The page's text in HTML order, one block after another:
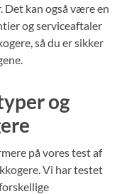
Det kan også være en
og serviceaftaler
så du er sikker
og
på vores test af
Vi har testet